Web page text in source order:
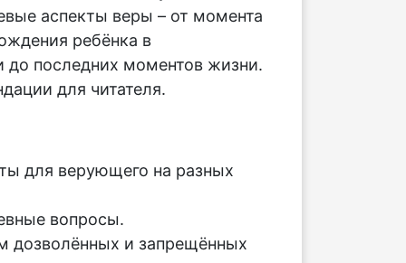
аспекты веры – от момента
ребёнка в
до последних моментов жизни.
для читателя.
для верующего на разных
вопросы.
дозволённых и запрещённых